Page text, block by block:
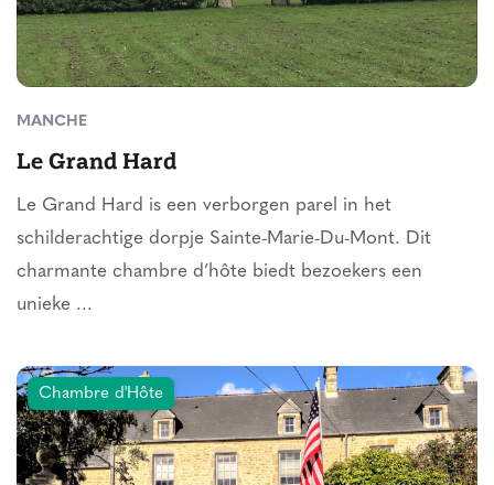
MANCHE
Le Grand Hard
Le Grand Hard is een verborgen parel in het
schilderachtige dorpje Sainte-Marie-Du-Mont. Dit
charmante chambre d’hôte biedt bezoekers een
unieke ...
Chambre d'Hôte